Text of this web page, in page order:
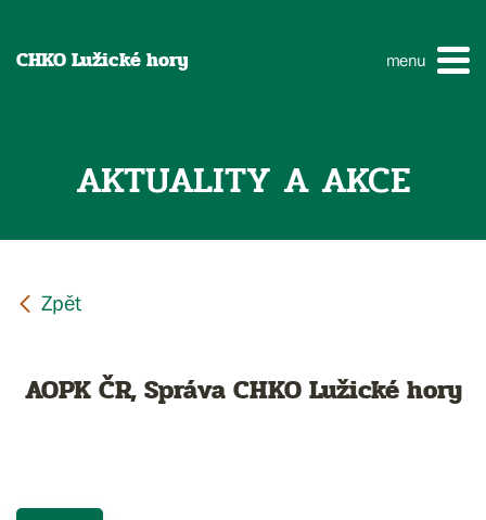
CHKO Lužické hory menu
AKTUALITY A AKCE
AOPK ČR, Správa CHKO Lužické hory